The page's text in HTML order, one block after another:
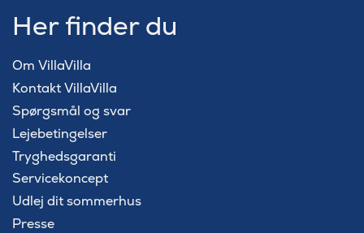
Her finder du
Om VillaVilla
Kontakt VillaVilla
Spørgsmål og svar
Lejebetingelser
Tryghedsgaranti
Servicekoncept
Udlej dit sommerhus
Presse